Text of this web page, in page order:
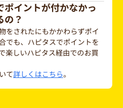
ポイントが付かなかっ
の？
をされたにもかかわらずポイ
でも、ハピタスでポイントを
楽しいハピタス経由でのお買
て詳しくはこちら。